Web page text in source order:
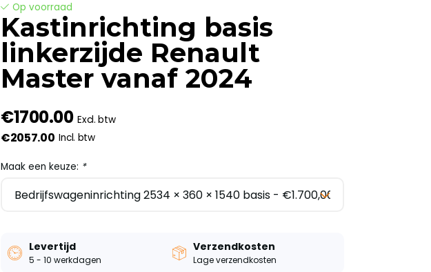
Op voorraad
Kastinrichting basis
linkerzijde Renault
Master vanaf 2024
€1700.00 Excl. btw
€2057.00 Incl. btw
Maak een keuze: *
Levertijd
5 - 10 werkdagen
Verzendkosten
Lage verzendkosten